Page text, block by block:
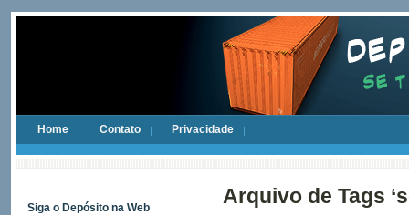
Home Contato Privacidade
Siga o Depósito na Web
Arquivo de Tags